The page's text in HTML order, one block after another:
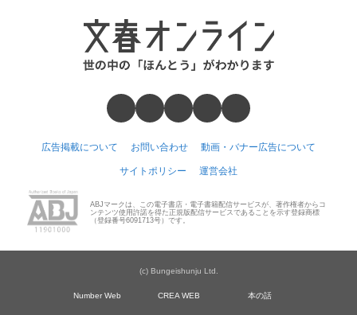
広告掲載について お問い合わせ 動画・バナー広告について
サイトポリシー 運営会社
ABJマークは、この電子書店・電子書籍配信サービスが、著作権者からコ
ンテンツ使用許諾を得た正規版配信サービスであることを示す登録商標
（登録番号6091713号）です。
(c) Bungeishunju Ltd.
Number Web CREA WEB 本の話